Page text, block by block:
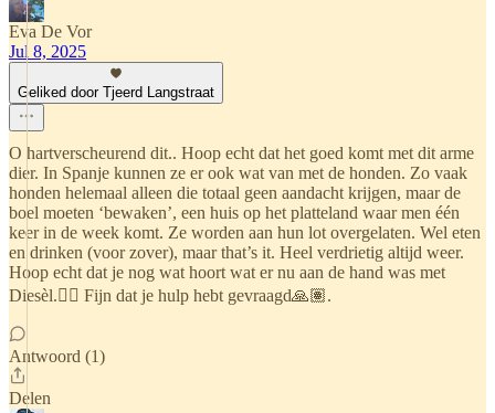
Eva De Vor
Jul 8, 2025
Geliked door Tjeerd Langstraat
O hartverscheurend dit.. Hoop echt dat het goed komt met dit arme
dier. In Spanje kunnen ze er ook wat van met de honden. Zo vaak
honden helemaal alleen die totaal geen aandacht krijgen, maar de
boel moeten ‘bewaken’, een huis op het platteland waar men één
keer in de week komt. Ze worden aan hun lot overgelaten. Wel eten
en drinken (voor zover), maar that’s it. Heel verdrietig altijd weer.
Hoop echt dat je nog wat hoort wat er nu aan de hand was met
Diesèl.🐕‍🦺 Fijn dat je hulp hebt gevraagd🙏🏽.
Antwoord (1)
Delen